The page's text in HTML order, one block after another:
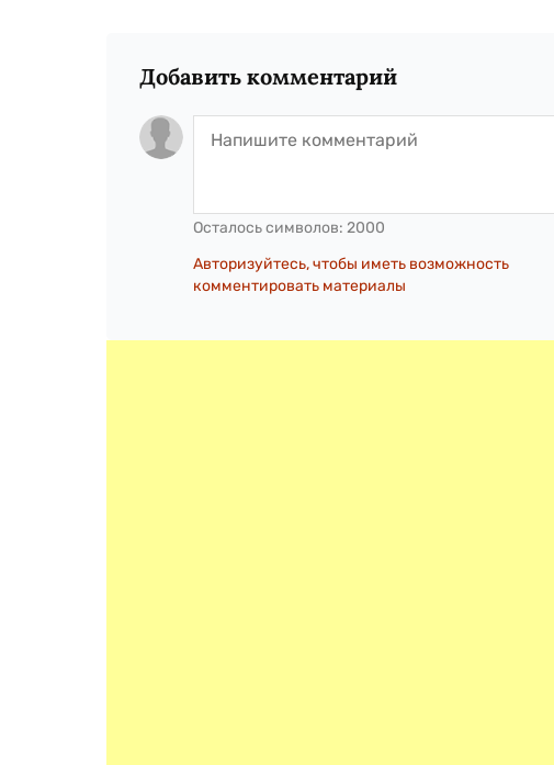
Добавить комментарий
Осталось символов: 2000
Авторизуйтесь, чтобы иметь возможность
комментировать материалы